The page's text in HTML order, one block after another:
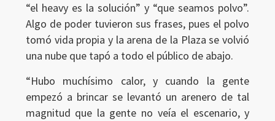
“el heavy es la solución” y “que seamos polvo”.
Algo de poder tuvieron sus frases, pues el polvo
tomó vida propia y la arena de la Plaza se volvió
una nube que tapó a todo el público de abajo.
“Hubo muchísimo calor, y cuando la gente
empezó a brincar se levantó un arenero de tal
magnitud que la gente no veía el escenario, y